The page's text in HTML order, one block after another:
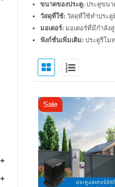
ขนาดของประตู: ประตูขนา
วัสดุที่ใช้: วัสดุที่ใช้ทำประตู
มอเตอร์: มอเตอร์ที่มีกำลัง
ฟังก์ชั่นเพิ่มเติม: ประตูรีโม
Sale